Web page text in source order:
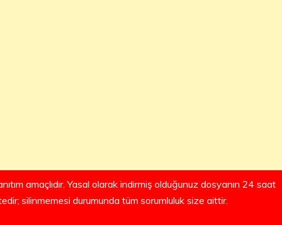
amaçlıdır. Yasal olarak indirmiş olduğunuz dosyanın 24 saat
silinmemesi durumunda tüm sorumluluk size aittir.